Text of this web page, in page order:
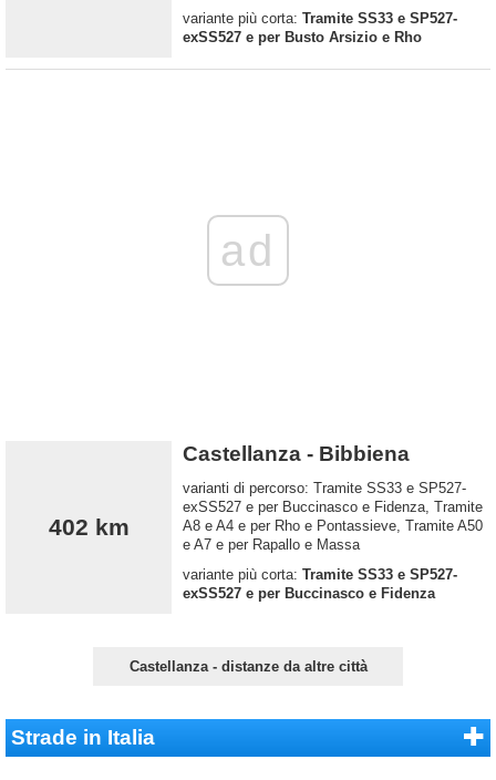
variante più corta: Tramite SS33 e SP527-
exSS527 e per Busto Arsizio e Rho
ad
402 km
Castellanza - Bibbiena
varianti di percorso: Tramite SS33 e SP527-
exSS527 e per Buccinasco e Fidenza, Tramite
A8 e A4 e per Rho e Pontassieve, Tramite A50
e A7 e per Rapallo e Massa
variante più corta: Tramite SS33 e SP527-
exSS527 e per Buccinasco e Fidenza
Castellanza - distanze da altre città
Strade in Italia